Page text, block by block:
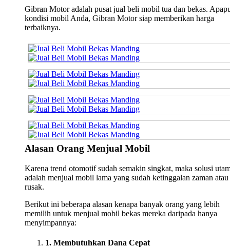
Gibran Motor adalah pusat jual beli mobil tua dan bekas.
kondisi mobil Anda, Gibran Motor siap memberikan harga
terbaiknya.
Alasan Orang Menjual Mobil
Karena trend otomotif sudah semakin singkat, maka solusi
adalah menjual mobil lama yang sudah ketinggalan zaman atau
rusak.
Berikut ini beberapa alasan kenapa banyak orang yang lebih
memilih untuk menjual mobil bekas mereka daripada hanya
menyimpannya:
1. Membutuhkan Dana Cepat